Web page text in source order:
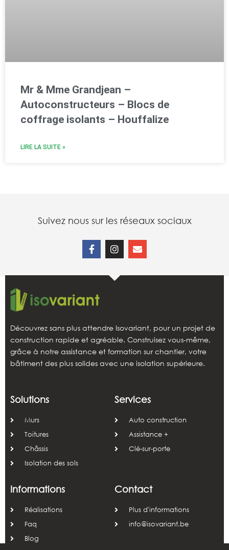
Mr & Mme Grandjean –
Autoconstructeurs – Blocs de
coffrage isolants – Houffalize
LIRE LA SUITE »
Suivez nous sur les réseaux sociaux
Découvrez sans plus attendre Isovariant, pour un projet de
construction rapide et agréable. Construisez vous-même,
grâce à notre assistance et formation sur chantier, votre
bâtiment des plus solides avec une isolation supérieure.
Solutions
Murs
Toitures
Châssis
Isolation des sols
Services
Auto construction
Assistance +
Clé-sur-porte
Informations
Réalisations
Faq
Blog
Contact
Plus d'informations
info@isovariant.be